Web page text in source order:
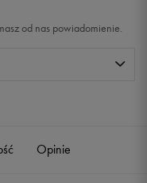
od nas powiadomienie.
Opinie